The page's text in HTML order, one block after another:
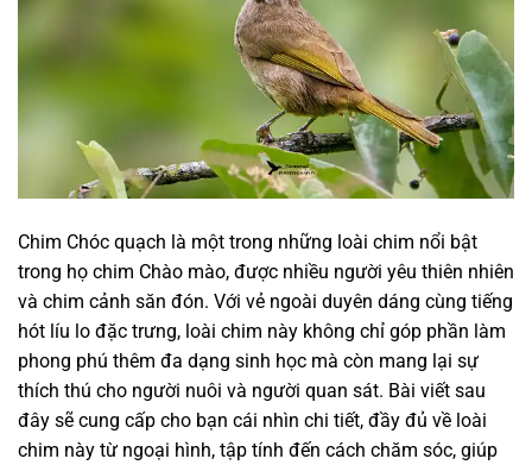
Chim Chóc quạch là một trong những loài chim nổi bật
trong họ chim Chào mào, được nhiều người yêu thiên nhiên
và chim cảnh săn đón. Với vẻ ngoài duyên dáng cùng tiếng
hót líu lo đặc trưng, loài chim này không chỉ góp phần làm
phong phú thêm đa dạng sinh học mà còn mang lại sự
thích thú cho người nuôi và người quan sát. Bài viết sau
đây sẽ cung cấp cho bạn cái nhìn chi tiết, đầy đủ về loài
chim này từ ngoại hình, tập tính đến cách chăm sóc, giúp